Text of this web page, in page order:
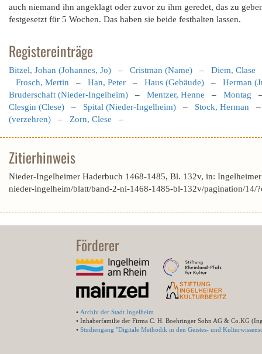
auch niemand ihn angeklagt oder zuvor zu ihm geredet, das zu
festgesetzt für 5 Wochen. Das haben sie beide festhalten lassen.
Registereinträge
Bitzel, Johan (Johannes, Jo) – Cristman (Name) – Diem, Clase
Frosch, Mertin – Han, Peter – Haus (Gebäude) – Herman
Bruderschaft (Nieder-Ingelheim) – Mentzer, Henne – Montag
Clesgin (Clese) – Spital (Nieder-Ingelheim) – Stock, Herman
(verzehren) – Zorn, Clese –
Zitierhinweis
Nieder-Ingelheimer Haderbuch 1468-1485, Bl. 132v, in:
nieder-ingelheim/blatt/band-2-ni-1468-1485-bl-132v/pagination/
Förderer
• Archiv der Stadt Ingelheim
• Inhaberfamilie der Firma C. H. Boehringer Sohn AG & Co.KG
• Studiengang "Digitale Methodik in den Geistes- und